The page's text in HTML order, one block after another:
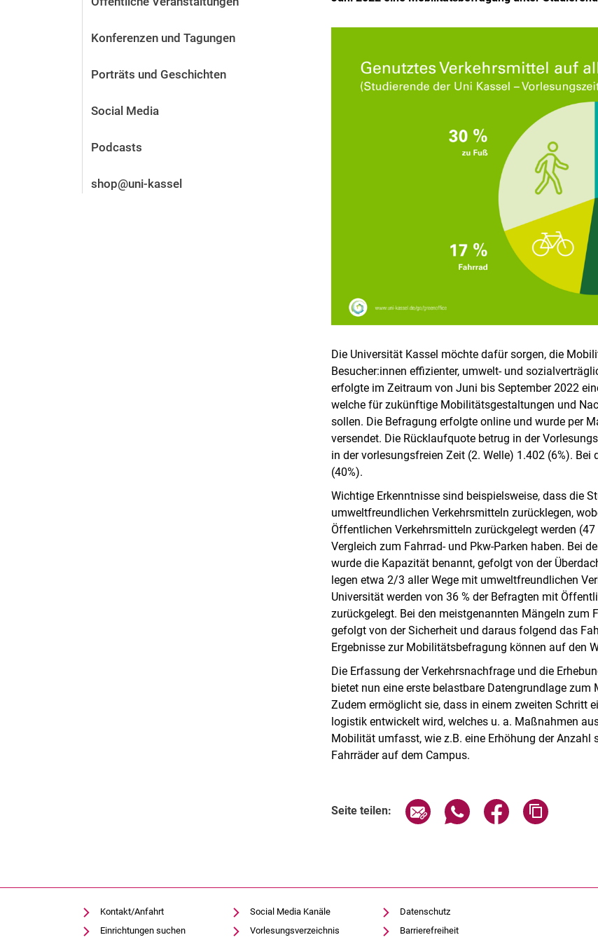
Stellenangebote
Alum­ni und Freunde
Kontakt und Standorte
Konferenzen und Tagungen
Porträts und Geschichten
Social Media
Podcasts
shop@uni-kassel
Die Universität Kassel möchte dafür sorgen, die
Besucher:innen effizienter, umwelt- und
erfolgte im Zeitraum von Juni bis September 2022
welche für zukünftige Mobilitätsgestaltungen und
sollen. Die Befragung erfolgte online und wurde per
versendet. Die Rücklaufquote betrug in der
in der vorlesungsfreien Zeit (2. Welle) 1.402 (6%).
(40%).
Wichtige Erkenntnisse sind beispielsweise, dass die
umweltfreundlichen Verkehrsmitteln zurücklegen,
Öffentlichen Verkehrsmitteln zurückgelegt werden
Vergleich zum Fahrrad- und Pkw-Parken haben. Bei
wurde die Kapazität benannt, gefolgt von der
legen etwa 2/3 aller Wege mit umweltfreundlichen
Universität werden von 36 % der Befragten mit
zurückgelegt. Bei den meistgenannten Mängeln zum
gefolgt von der Sicherheit und daraus folgend das
Ergebnisse zur Mobilitätsbefragung können auf den
Die Erfassung der Verkehrsnachfrage und die
bietet nun eine erste belastbare Datengrundlage
Zudem ermöglicht sie, dass in einem zweiten Schritt
logistik entwickelt wird, welches u. a. Maßnahmen
Mobilität umfasst, wie z.B. eine Erhöhung der
Fahrräder auf dem Campus.
Seite teilen: Seite über E-Mail teilen
Seite über WhatsApp
Seite über
Kontakt/Anfahrt
Einrichtungen suchen
Social Media Kanäle
Vorlesungsverzeichnis
Datenschutz
Barrierefreiheit